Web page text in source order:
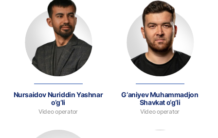
Nursaidov Nuriddin Yashnar
o‘g‘li
Video operator
G‘aniyev Muhammadjon
Shavkat o‘g‘li
Video operator